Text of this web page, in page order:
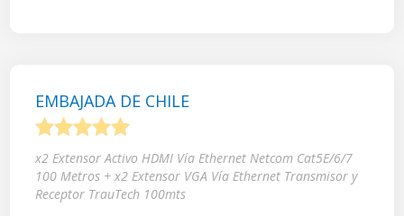
EMBAJADA DE CHILE
x2 Extensor Activo HDMI Vía Ethernet Netcom Cat5E/6/7
100 Metros + x2 Extensor VGA Vía Ethernet Transmisor y
Receptor TrauTech 100mts